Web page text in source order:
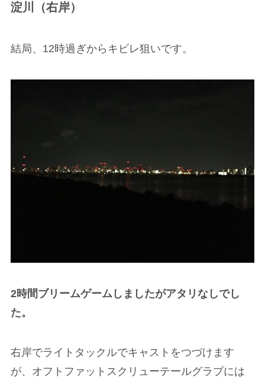
淀川（右岸）
結局、12時過ぎからキビレ狙いです。
2時間ブリームゲームしましたがアタリなしでし
た。
右岸でライトタックルでキャストをつづけます
が、オフトファットスクリューテールグラブには